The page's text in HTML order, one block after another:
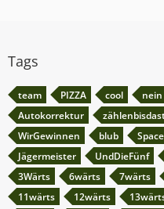
Tags
team PIZZA cool nein
Autokorrektur
WirGewinnen
blub Space
Jägermeister
UndDieFünf
3Wärts
6wärts 7wärts
11wärts
12wärts